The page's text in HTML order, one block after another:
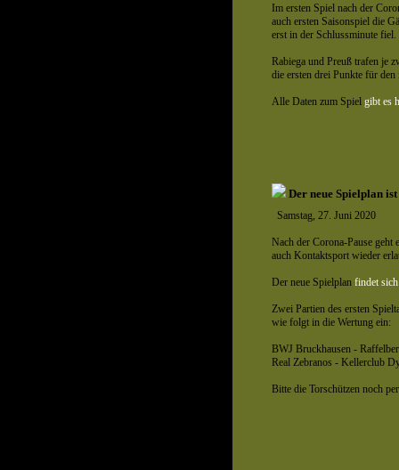
Im ersten Spiel nach der
auch ersten Saisonspiel die
erst in der Schlussminute fiel.
Rabiega und Preuß trafen je
die ersten drei Punkte für
Alle Daten zum Spiel gibt es
Der neue Spielplan ist
Samstag, 27. Juni 2020
Nach der Corona-Pause
auch Kontaktsport wieder
Der neue Spielplan findet
Zwei Partien des ersten
wie folgt in die Wertung ein:
BWJ Bruckhausen -
Real Zebranos - Kellerclub
Bitte die Torschützen noch